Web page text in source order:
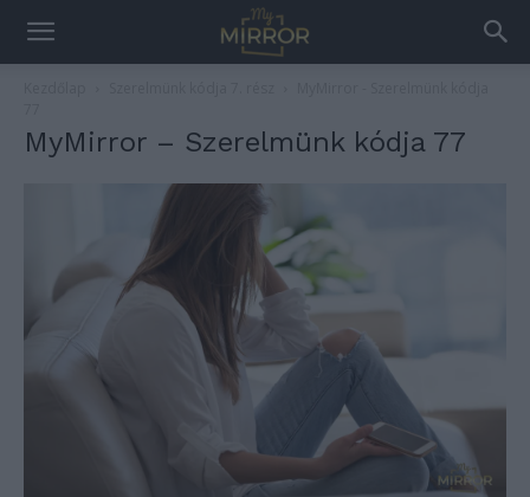
MyMirror – Szerelmünk kódja 77